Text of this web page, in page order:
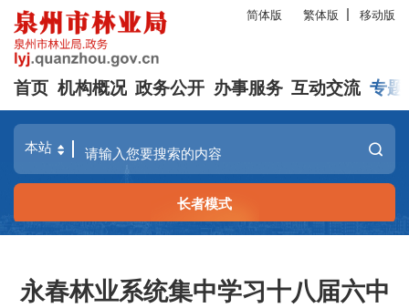
简体版 繁体版 移动版
首页 机构概况 政务公开 办事服务 互动交流 专题
长者模式
永春林业系统集中学习十八届六中